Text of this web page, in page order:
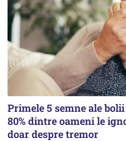
Primele 5 semne ale
80% dintre oameni le
doar despre tremor